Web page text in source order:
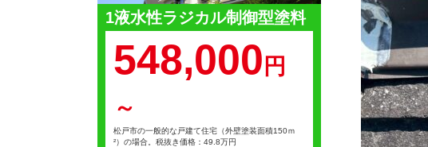
1液水性ラジカル制御型塗料
548,000 円
～
松戸市の一般的な戸建て住宅（外壁塗装面積150ｍ
²）の場合。税抜き価格：49.8万円